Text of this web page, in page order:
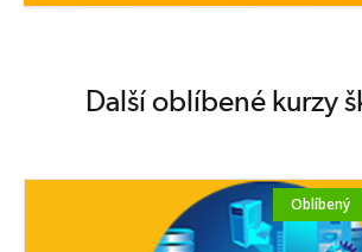
Další oblíbené kurzy
Oblíbený